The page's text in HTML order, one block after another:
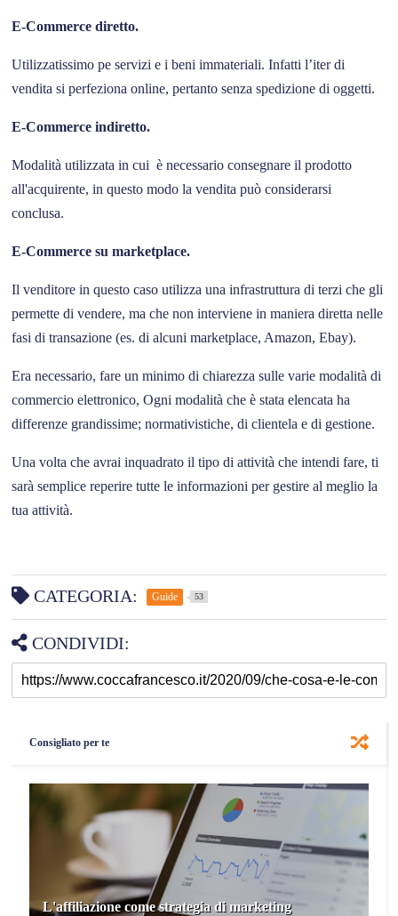
E-Commerce diretto.
Utilizzatissimo pe servizi e i beni immateriali. Infatti l’iter di
vendita si perfeziona online, pertanto senza spedizione di oggetti.
E-Commerce indiretto.
Modalità utilizzata in cui è necessario consegnare il prodotto
all'acquirente, in questo modo la vendita può considerarsi
conclusa.
E-Commerce su marketplace.
Il venditore in questo caso utilizza una infrastruttura di terzi che gli
permette di vendere, ma che non interviene in maniera diretta nelle
fasi di transazione (es. di alcuni marketplace, Amazon, Ebay).
Era necessario, fare un minimo di chiarezza sulle varie modalità di
commercio elettronico, Ogni modalità che è stata elencata ha
differenze grandissime; normativistiche, di clientela e di gestione.
Una volta che avrai inquadrato il tipo di attività che intendi fare, ti
sarà semplice reperire tutte le informazioni per gestire al meglio la
tua attività.
CATEGORIA: Guide 53
CONDIVIDI:
Consigliato per te
L'affiliazione come strategia di marketing